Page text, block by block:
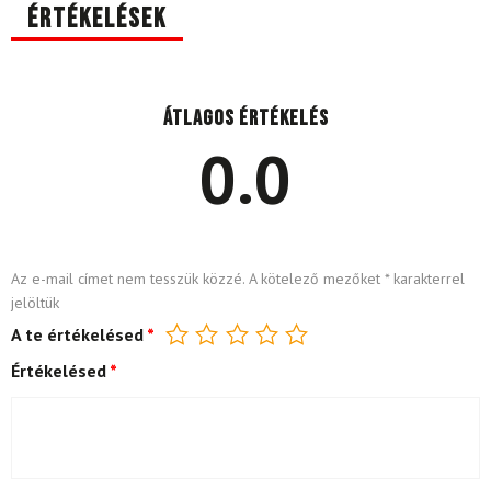
Értékelések
Átlagos értékelés
0.0
Az e-mail címet nem tesszük közzé. A kötelező mezőket *karakterrel
jelöltük
A te értékelésed *
Értékelésed *